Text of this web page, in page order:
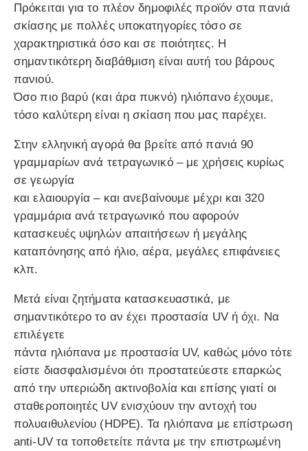
Πρόκειται για το πλέον δημοφιλές προϊόν στα πανιά
σκίασης με πολλές υποκατηγορίες τόσο σε
χαρακτηριστικά όσο και σε ποιότητες. Η
σημαντικότερη διαβάθμιση είναι αυτή του βάρους
πανιού.
Όσο πιο βαρύ (και άρα πυκνό) ηλιόπανο έχουμε,
τόσο καλύτερη είναι η σκίαση που μας παρέχει.
Στην ελληνική αγορά θα βρείτε από πανιά 90
γραμμαρίων ανά τετραγωνικό – με χρήσεις κυρίως
σε γεωργία
και ελαιουργία – και ανεβαίνουμε μέχρι και 320
γραμμάρια ανά τετραγωνικό που αφορούν
κατασκευές υψηλών απαιτήσεων ή μεγάλης
καταπόνησης από ήλιο, αέρα, μεγάλες επιφάνειες
κλπ.
Μετά είναι ζητήματα κατασκευαστικά, με
σημαντικότερο το αν έχει προστασία UV ή όχι. Να
επιλέγετε
πάντα ηλιόπανα με προστασία UV, καθώς μόνο τότε
είστε διασφαλισμένοι ότι προστατεύεστε επαρκώς
από την υπεριώδη ακτινοβολία και επίσης γιατί οι
σταθεροποιητές UV ενισχύουν την αντοχή του
πολυαιθυλενίου (HDPE). Τα ηλιόπανα με επίστρωση
anti-UV τα τοποθετείτε πάντα με την επιστρωμένη